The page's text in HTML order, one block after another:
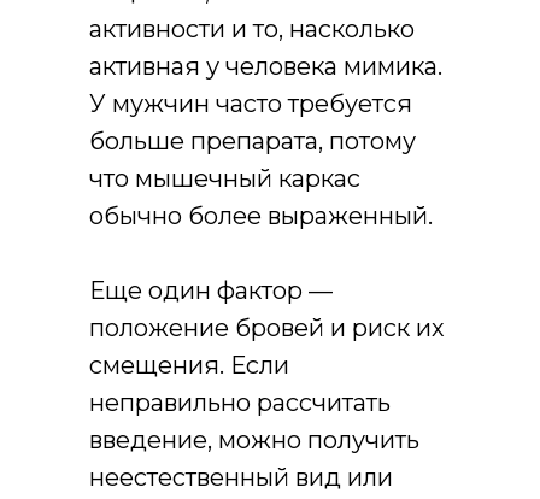
активности и то, насколько
активная у человека мимика.
У мужчин часто требуется
больше препарата, потому
что мышечный каркас
обычно более выраженный.
Еще один фактор —
положение бровей и риск их
смещения. Если
неправильно рассчитать
введение, можно получить
неестественный вид или